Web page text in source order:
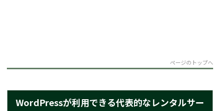
ページのトップへ
WordPressが利用できる代表的なレンタルサー